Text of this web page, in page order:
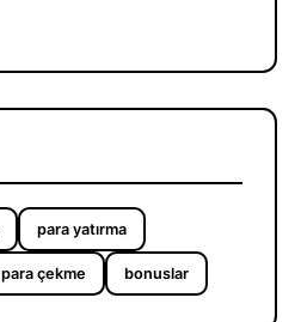
para yatırma
para çekme bonuslar